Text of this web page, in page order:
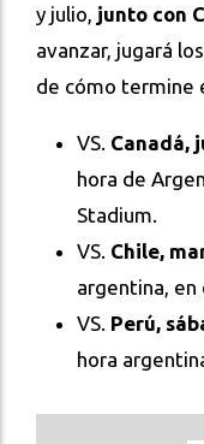
y julio, junto con
avanzar, jugará
de cómo termine
VS. Canadá,
hora de
Stadium.
VS. Chile,
argentina,
VS. Perú,
hora